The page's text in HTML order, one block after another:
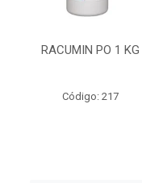
RACUMIN PO 1 KG
Código: 217